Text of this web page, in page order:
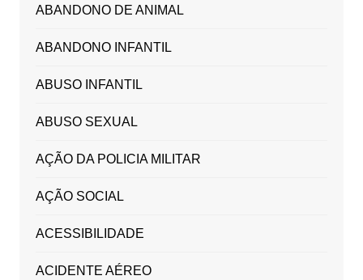
ABANDONO DE ANIMAL
ABANDONO INFANTIL
ABUSO INFANTIL
ABUSO SEXUAL
AÇÃO DA POLICIA MILITAR
AÇÃO SOCIAL
ACESSIBILIDADE
ACIDENTE AÉREO